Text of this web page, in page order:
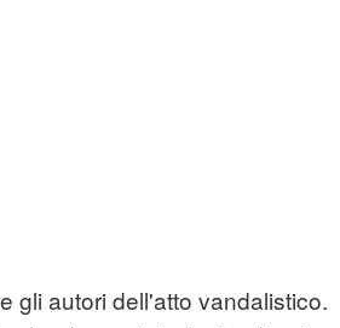
gli autori dell'atto vandalistico.